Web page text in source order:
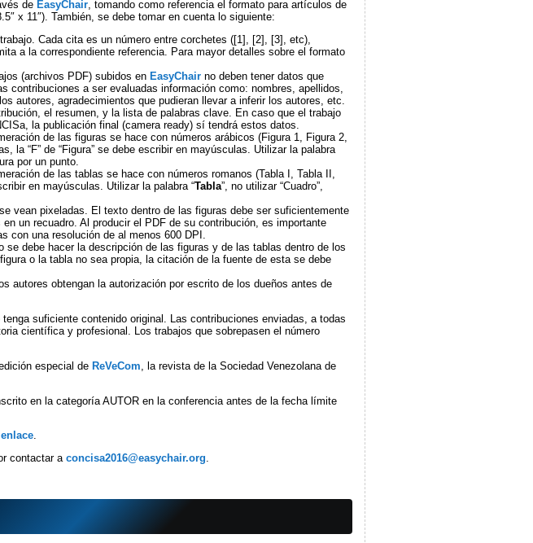
de EasyChair, tomando como referencia el formato para artículos de
x 11″). También, se debe tomar en cuenta lo siguiente:
Cada cita es un número entre corchetes ([1], [2], [3], etc),
a la correspondiente referencia. Para mayor detalles sobre el formato
(archivos PDF) subidos en EasyChairno deben tener datos que
contribuciones a ser evaluadas información como: nombres, apellidos,
autores, agradecimientos que pudieran llevar a inferir los autores, etc.
el resumen, y la lista de palabras clave. En caso que el trabajo
la publicación final (camera ready) sí tendrá estos datos.
de las figuras se hace con números arábicos (Figura 1, Figura 2,
“F” de “Figura” se debe escribir en mayúsculas. Utilizar la palabra
por un punto.
de las tablas se hace con números romanos (Tabla I, Tabla II,
en mayúsculas. Utilizar la palabra “Tabla”, no utilizar “Cuadro”,
vean pixeladas. El texto dentro de las figuras debe ser suficientemente
un recuadro. Al producir el PDF de su contribución, es importante
con una resolución de al menos 600 DPI.
debe hacer la descripción de las figuras y de las tablas dentro de los
o la tabla no sea propia, la citación de la fuente de esta se debe
autores obtengan la autorización por escrito de los dueños antes de
suficiente contenido original. Las contribuciones enviadas, a todas
científica y profesional. Los trabajos que sobrepasen el número
especial de ReVeCom , la revista de la Sociedad Venezolana de
en la categoría AUTOR en la conferencia antes de la fecha límite
enlace.
contactar aconcisa2016@easychair.org.